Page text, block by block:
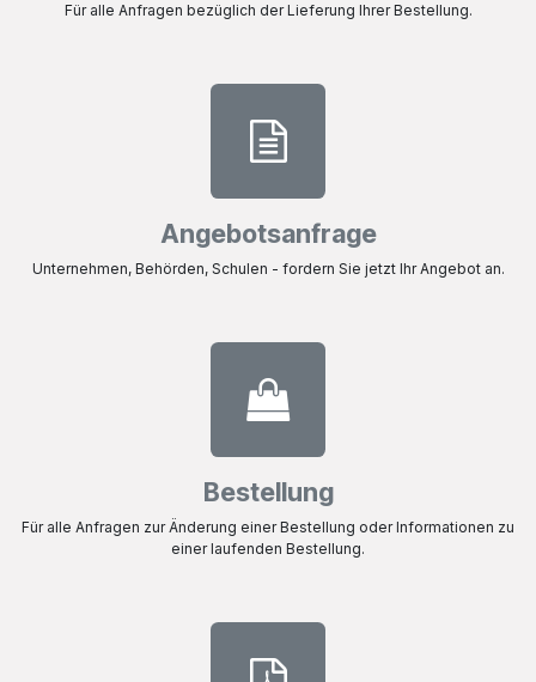
Für alle Anfragen bezüglich der Lieferung Ihrer Bestellung.
Angebotsanfrage
Unternehmen, Behörden, Schulen - fordern Sie jetzt Ihr Angebot an.
Bestellung
Für alle Anfragen zur Änderung einer Bestellung oder Informationen zu
einer laufenden Bestellung.